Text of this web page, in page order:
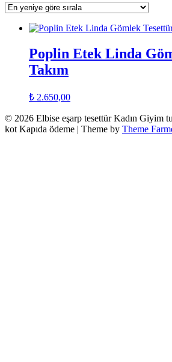
Poplin Etek Linda
Takım
₺ 2.650,00
© 2026 Elbise eşarp tesettür Kadın Giyim
kot Kapıda ödeme | Theme by Theme